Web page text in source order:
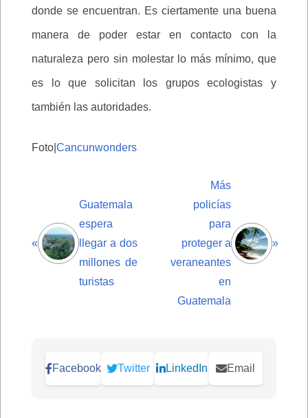
donde se encuentran. Es ciertamente una buena
manera de poder estar en contacto con la
naturaleza pero sin molestar lo más mínimo, que
es lo que solicitan los grupos ecologistas y
también las autoridades.
Foto| Cancunwonders
«
Guatemala
espera
llegar a dos
millones de
turistas
Más
policías
para
proteger a
veraneantes
en
Guatemala
»
Facebook Twitter LinkedIn Email